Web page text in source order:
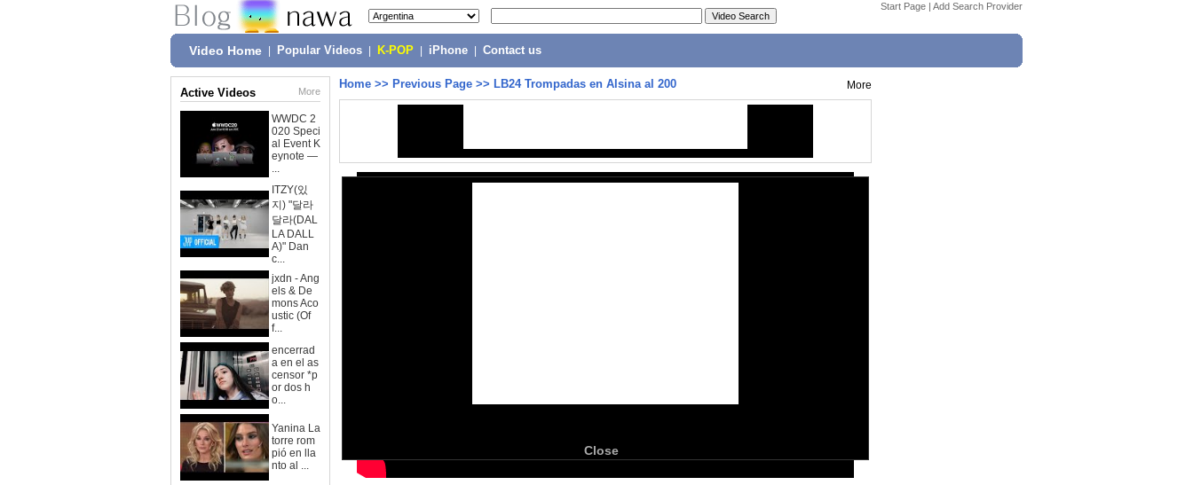
Start Page | Add Search Provider
Video Home Popular Videos K-POP iPhone Contact us
Active Videos More
WWDC 2
020 Speci
al Event K
eynote —
...
ITZY(있
지) "달라
달라(DAL
LA DALL
A)" Dan
c...
jxdn - Ang
els & De
mons Aco
ustic (Of
f...
encerrad
a en el as
censor *p
or dos h
o...
Yanina La
torre rom
pió en lla
nto al ...
Home >> Previous Page >> LB24 Trompadas en Alsina al 200 More
Close